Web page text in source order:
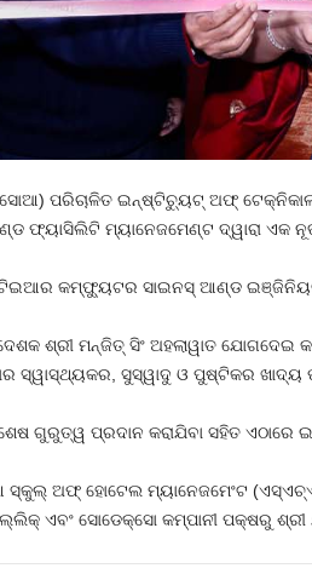
ପରିଚାଳିତ ଇନ୍‌ଷ୍ଟିଚ୍ୟୁଟ୍ ଅଫ୍
ଫ୍ୟାସିଲିଟି ମ୍ୟାନେଜମେଣ୍ଟ ଦ୍ୱାରା ଏକ
କମ୍ଫ୍ୟୁଟର ସାଇନସ୍ ଆଣ୍ଡ
ଶ୍ରୀ ମନ୍‌ଜିତ୍ ସିଂ ଅହଲାୱାତ
ସ୍ୱାସ୍ଥ୍ୟକର, ସୁସ୍ୱାଦୁ ଓ ପୁଷ୍ଟିକର ଖାଦ୍ୟ
ଗୁରୁତ୍ୱ ପ୍ରଦାନ କରାଯିବା ସହିତ
ସ୍କୁଲ୍ ଅଫ୍ ହୋଟେଲ ମ୍ୟାନେଜମେଂଟ
ଏବଂ ସୋଡେକ୍ସୋ କମ୍ପାନୀ ପକ୍ଷରୁ